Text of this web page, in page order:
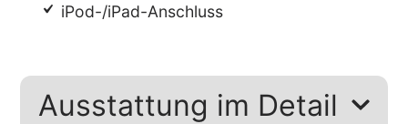
iPod-/iPad-Anschluss
Ausstattung im Detail